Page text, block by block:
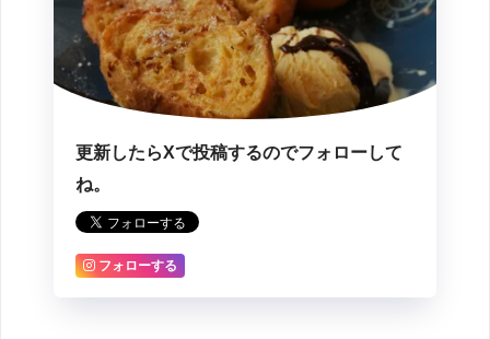
更新したらXで投稿するのでフォローして
ね。
フォローする